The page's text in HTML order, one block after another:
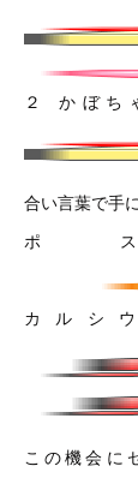
２ かぼち
合い言葉で手
ポ
カルシ
この機会に